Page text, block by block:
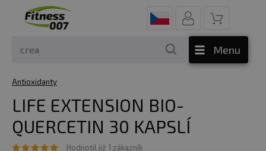
Menu
Antioxidanty
LIFE EXTENSION BIO-
QUERCETIN 30 KAPSLÍ
Hodnotil již 1 zákazník